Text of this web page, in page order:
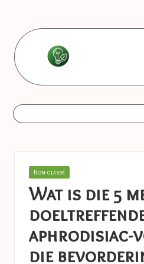
content
L
e
s
o
n
n
e
s
astuces
Posted
Non classé
Wat is die 5
aphrodisiac-
die